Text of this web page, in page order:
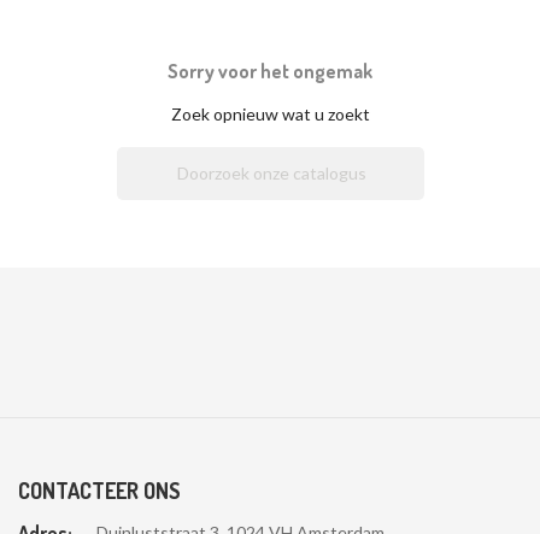
Sorry voor het ongemak
Zoek opnieuw wat u zoekt
CONTACTEER ONS